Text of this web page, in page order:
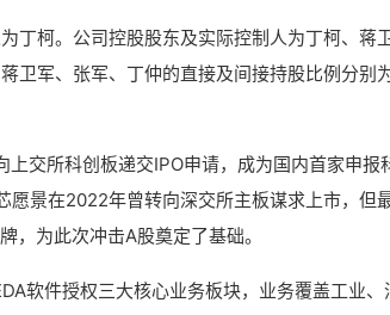
丁柯。公司控股股东及实际控制人为丁柯、蒋
卫军、张军、丁仲的直接及间接持股比例分别
交所科创板递交IPO申请，成为国内首家申报
愿景在2022年曾转向深交所主板谋求上市，但
，为此次冲击A股奠定了基础。
软件授权三大核心业务板块，业务覆盖工业、